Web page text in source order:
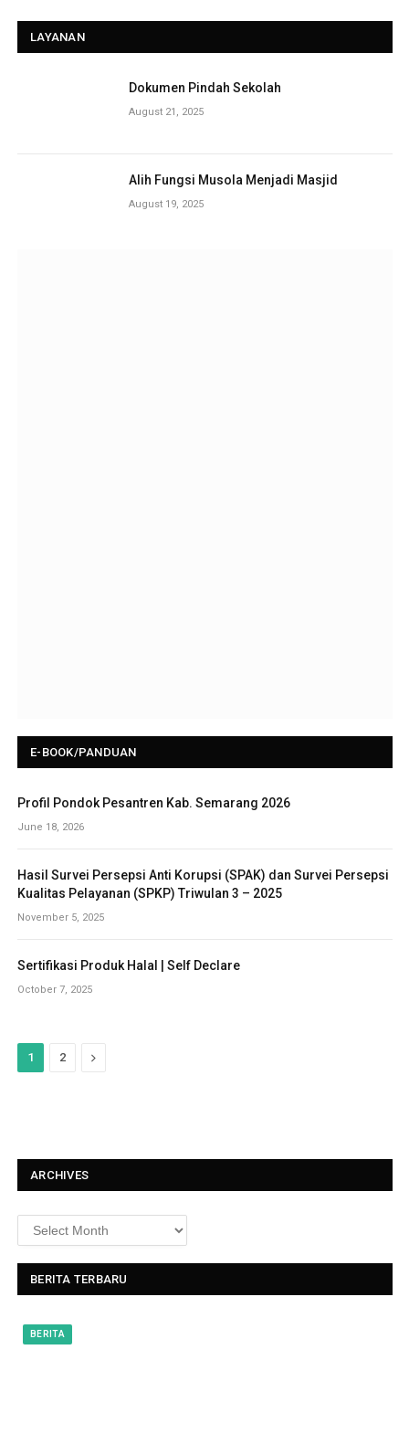
LAYANAN
Dokumen Pindah Sekolah
August 21, 2025
Alih Fungsi Musola Menjadi Masjid
August 19, 2025
E-BOOK/PANDUAN
Profil Pondok Pesantren Kab. Semarang 2026
June 18, 2026
Hasil Survei Persepsi Anti Korupsi (SPAK) dan Survei Persepsi
Kualitas Pelayanan (SPKP) Triwulan 3 – 2025
November 5, 2025
Sertifikasi Produk Halal | Self Declare
October 7, 2025
1 2
N
ARCHIVES
BERITA TERBARU
BERITA